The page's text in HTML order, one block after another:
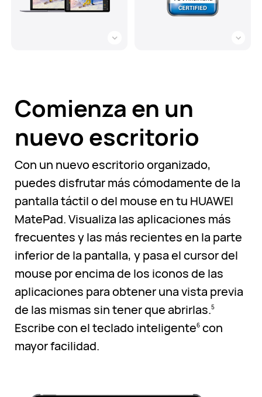
Comienza en un
nuevo escritorio
Con un nuevo escritorio organizado,
puedes disfrutar más cómodamente de la
pantalla táctil o del mouse en tu HUAWEI
MatePad. Visualiza las aplicaciones más
frecuentes y las más recientes en la parte
inferior de la pantalla, y pasa el cursor del
mouse por encima de los iconos de las
aplicaciones para obtener una vista previa
de las mismas sin tener que abrirlas.5
Escribe con el teclado inteligente6con
mayor facilidad.